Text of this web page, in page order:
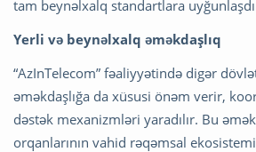
tam beynəlxalq standartlara
Yerli və beynəlxalq əməkdaşlıq
“AzInTelecom” fəaliyyətində digər
əməkdaşlığa da xüsusi önəm verir,
dəstək mexanizmləri yaradılır. Bu
orqanlarının vahid rəqəmsal